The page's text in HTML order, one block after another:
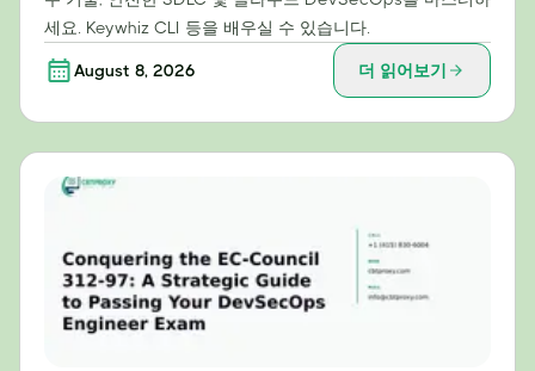
세요. Keywhiz CLI 등을 배우실 수 있습니다.
August 8, 2026 더 읽어보기